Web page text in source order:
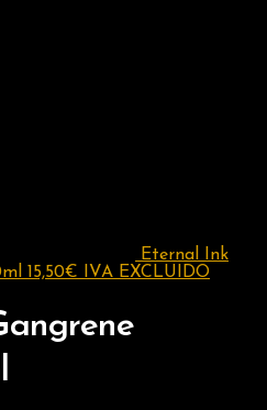
Eternal Ink
15,50€ IVA EXCLUIDO